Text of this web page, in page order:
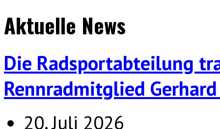
Aktuelle News
Die Radsportabteilung
Rennradmitglied
20. Juli 2026